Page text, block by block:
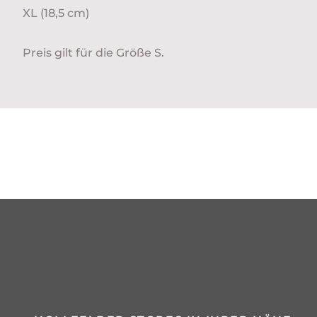
XL (18,5 cm)
Preis gilt für die Größe S.